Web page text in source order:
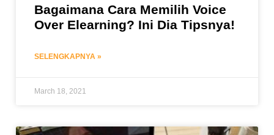
Bagaimana Cara Memilih Voice
Over Elearning? Ini Dia Tipsnya!
SELENGKAPNYA »
March 18, 2021